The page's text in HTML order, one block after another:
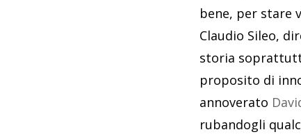
bene, per stare
Claudio Sileo,
storia
proposito di
annoverato
rubandogli